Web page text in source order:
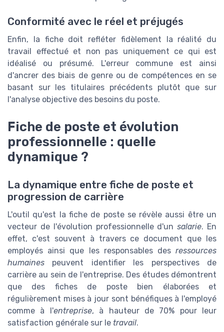
Conformité avec le réel et préjugés
Enfin, la fiche doit refléter fidèlement la réalité du
travail effectué et non pas uniquement ce qui est
idéalisé ou présumé. L'erreur commune est ainsi
d'ancrer des biais de genre ou de compétences en se
basant sur les titulaires précédents plutôt que sur
l'analyse objective des besoins du poste.
Fiche de poste et évolution
professionnelle : quelle
dynamique ?
La dynamique entre fiche de poste et
progression de carrière
L'outil qu'est la fiche de poste se révèle aussi être un
vecteur de l'évolution professionnelle d'unsalarie. En
effet, c'est souvent à travers ce document que les
employés ainsi que les responsables des ressources
humaines peuvent identifier les perspectives de
carrière au sein de l'entreprise. Des études démontrent
que des fiches de poste bien élaborées et
régulièrement mises à jour sont bénéfiques à l'employé
comme à l'entreprise, à hauteur de 70% pour leur
satisfaction générale sur le travail.